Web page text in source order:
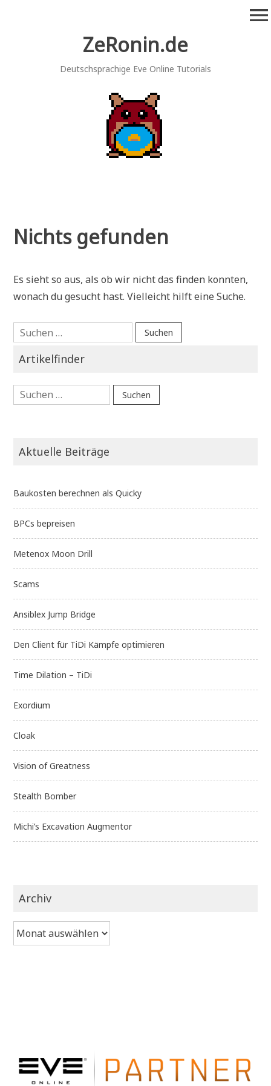
ZeRonin.de
Deutschsprachige Eve Online Tutorials
menu
Nichts gefunden
Es sieht so aus, als ob wir nicht das finden konnten,
wonach du gesucht hast. Vielleicht hilft eine Suche.
Suchen
nach:
Artikelfinder
Suchen
nach:
Aktuelle Beiträge
Baukosten berechnen als Quicky
BPCs bepreisen
Metenox Moon Drill
Scams
Ansiblex Jump Bridge
Den Client für TiDi Kämpfe optimieren
Time Dilation – TiDi
Exordium
Cloak
Vision of Greatness
Stealth Bomber
Michi’s Excavation Augmentor
Archiv
Archiv